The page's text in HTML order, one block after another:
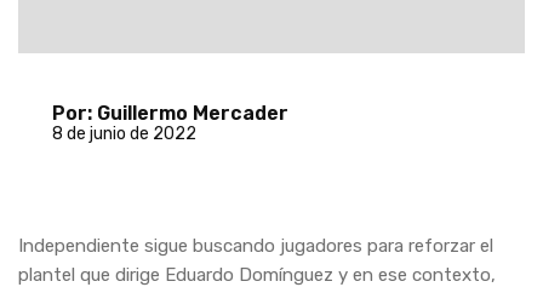
Por: Guillermo Mercader
8 de junio de 2022
Independiente sigue buscando jugadores para reforzar el
plantel que dirige Eduardo Domínguez y en ese contexto,